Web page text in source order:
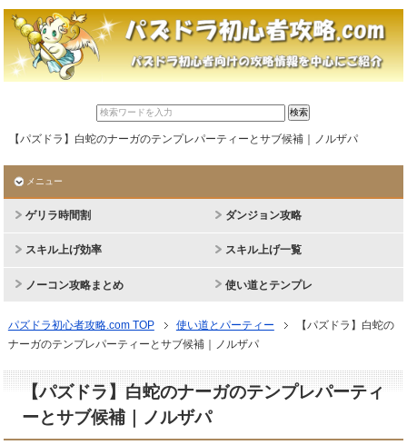
【パズドラ】白蛇のナーガのテンプレパーティーとサブ候補｜ノルザパ
メニュー
ゲリラ時間割 ダンジョン攻略
スキル上げ効率 スキル上げ一覧
ノーコン攻略まとめ 使い道とテンプレ
パズドラ初心者攻略.com TOP 使い道とパーティー
【パズドラ】白蛇の
ナーガのテンプレパーティーとサブ候補｜ノルザパ
【パズドラ】白蛇のナーガのテンプレパーティ
ーとサブ候補｜ノルザパ